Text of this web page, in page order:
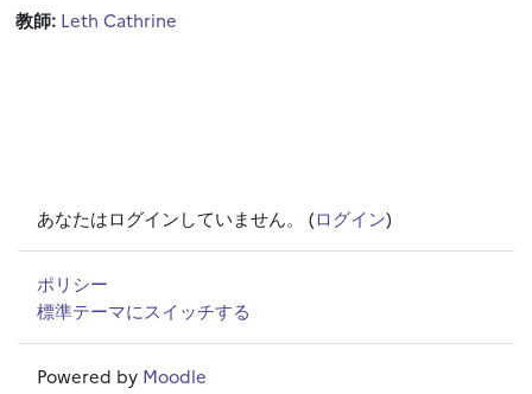
教師: Leth Cathrine
あなたはログインしていません。 (ログイン)
ポリシー
標準テーマにスイッチする
Powered by Moodle